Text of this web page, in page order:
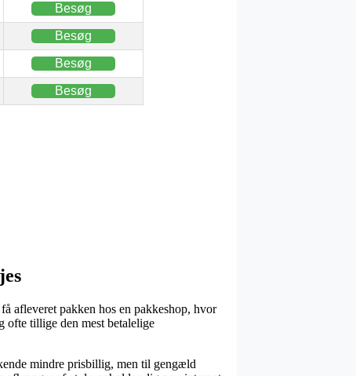
Besøg
Besøg
Besøg
Besøg
afleveret pakken hos en pakkeshop, hvor
ofte tillige den mest betalelige
mindre prisbillig, men til gengæld